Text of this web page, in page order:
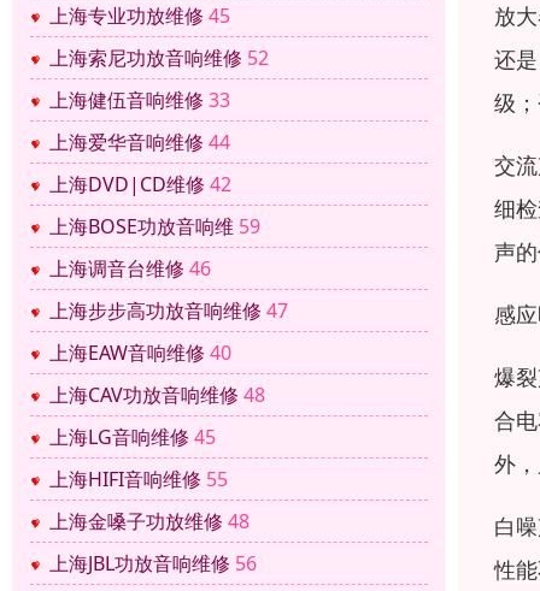
上海专业功放维修 45
上海索尼功放音响维修 52
上海健伍音响维修 33
上海爱华音响维修 44
上海DVD|CD维修 42
上海BOSE功放音响维 59
上海调音台维修 46
上海步步高功放音响维修 47
上海EAW音响维修 40
上海CAV功放音响维修 48
上海LG音响维修 45
上海HIFI音响维修 55
上海金嗓子功放维修 48
上海JBL功放音响维修 56
放
还
级
交
细
声
感
爆
合
外
白
性